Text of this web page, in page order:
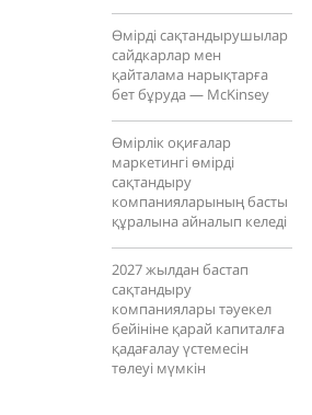
Өмірді сақтандырушылар
сайдкарлар мен
қайталама нарықтарға
бет бұруда — McKinsey
Өмірлік оқиғалар
маркетингі өмірді
сақтандыру
компанияларының басты
құралына айналып келеді
2027 жылдан бастап
сақтандыру
компаниялары тәуекел
бейініне қарай капиталға
қадағалау үстемесін
төлеуі мүмкін